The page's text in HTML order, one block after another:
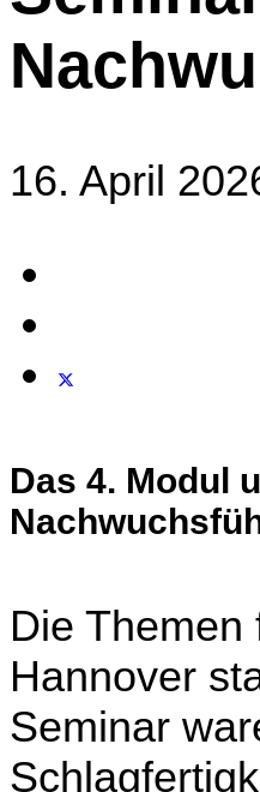
16. April
Das 4. Modul
Die Themen
Hannover
Seminar